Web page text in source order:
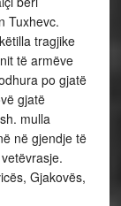
Tuxhevc.
tragjike
të armëve
po gjatë
gjatë
mulla
në gjendje të
Gjakovës,